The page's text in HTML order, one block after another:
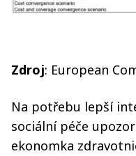
Zdroj: European
Na potřebu lepší
sociální péče
ekonomka